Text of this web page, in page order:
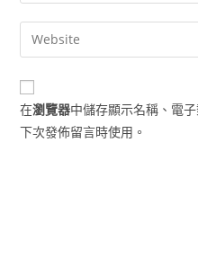
comment
email
address
comment
Enter
your
website
URL
(optional)
在瀏覽器中儲存顯示名稱、電
下次發佈留言時使用。